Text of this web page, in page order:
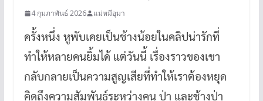
4 กุมภาพันธ์ 2026 แม่หมีอุมา
ครั้งหนึ่ง หูพับเคยเป็นช้างน้อยในคลิปน่ารักที่
ทำให้หลายคนยิ้มได้ แต่วันนี้ เรื่องราวของเขา
กลับกลายเป็นความสูญเสียที่ทำให้เราต้องหยุด
คิดถึงความสัมพันธ์ระหว่างคน ป่า และช้างป่า